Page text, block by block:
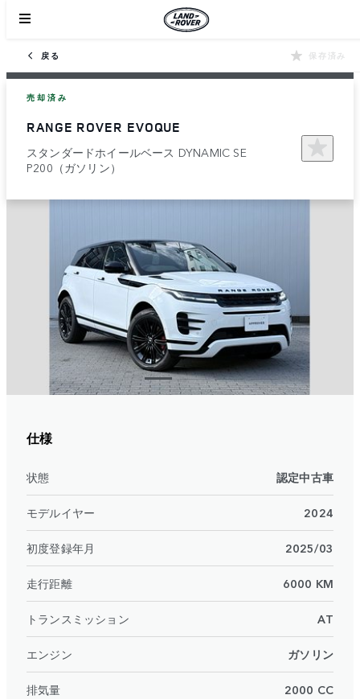
戻る 保存済み
売却済み
RANGE ROVER EVOQUE
スタンダードホイールベース DYNAMIC SE
P200（ガソリン）
仕様
状態 認定中古車
モデルイヤー 2024
初度登録年月 2025/03
走行距離 6000 KM
トランスミッション AT
エンジン ガソリン
排気量 2000 CC